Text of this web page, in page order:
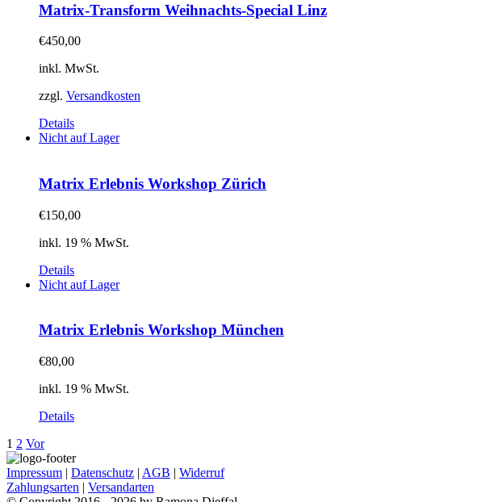
Matrix-Transform Weihnachts-Special Linz
€450,00
inkl. MwSt.
zzgl. Versandkosten
Details
Nicht auf Lager
Matrix Erlebnis Workshop Zürich
€150,00
inkl. 19 % MwSt.
Details
Nicht auf Lager
Matrix Erlebnis Workshop München
€80,00
inkl. 19 % MwSt.
Details
1 2 Vor
Impressum | Datenschutz | AGB | Widerruf
Zahlungsarten | Versandarten